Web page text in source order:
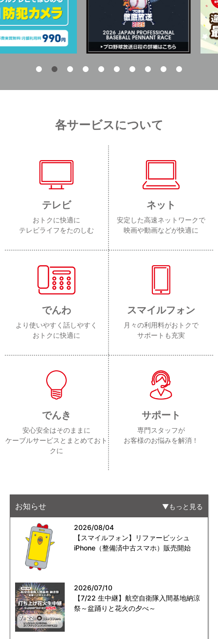
各サービスについて
テレビ
おトクに快適に
テレビライフをたのしむ
ネット
安定した高速ネットワークで
映画や動画などが快適に
でんわ
より使いやすく話しやすく
おトクに快適に
スマイルフォン
月々の利用料がおトクで
サポートも充実
でんき
安心安全はそのままに
ケーブルサービスとまとめておト
クに
サポート
専門スタッフが
お客様のお悩みを解消！
お知らせ もっと見る
2026/08/04
【スマイルフォン】リファービッシュ
iPhone（整備済中古スマホ）販売開始
2026/07/10
【7/22 生中継】航空自衛隊入間基地納涼
祭～盆踊りと花火の夕べ～